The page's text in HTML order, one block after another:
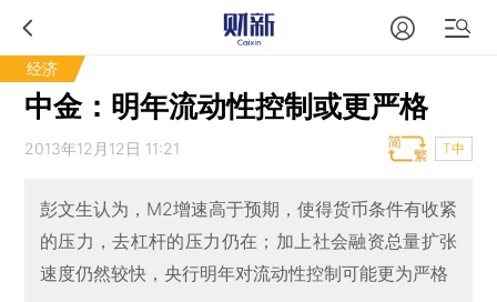
经济
中金：明年流动性控制或更严格
2013年12月12日 11:21 T中
彭文生认为，M2增速高于预期，使得货币条件有收紧
的压力，去杠杆的压力仍在；加上社会融资总量扩张
速度仍然较快，央行明年对流动性控制可能更为严格